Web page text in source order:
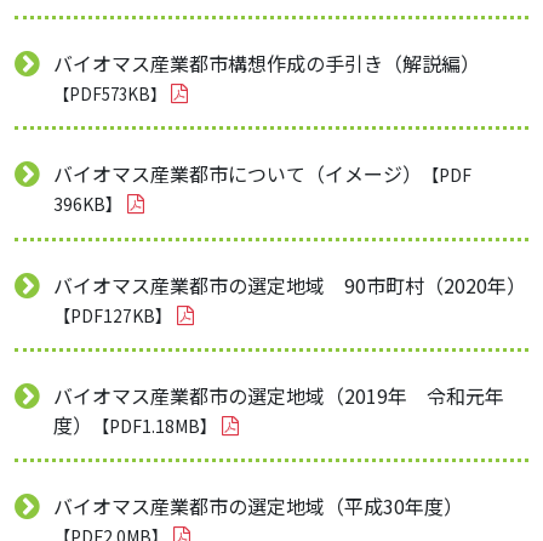
バイオマス産業都市構想作成の手引き（解説編）
【PDF573KB】
バイオマス産業都市について（イメージ）
【PDF
396KB】
バイオマス産業都市の選定地域 90市町村（2020年）
【PDF127KB】
バイオマス産業都市の選定地域（2019年 令和元年
度）
【PDF1.18MB】
バイオマス産業都市の選定地域（平成30年度）
【PDF2.0MB】